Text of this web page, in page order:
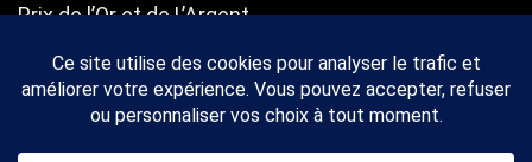
Prix de l’Oretde L’Argent
Cours de l’Or
Cours de l’Argent
A propos